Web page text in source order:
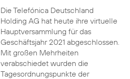
Die Telefónica Deutschland
Holding AG hat heute ihre virtuelle
Hauptversammlung für das
Geschäftsjahr 2021 abgeschlossen.
Mit großen Mehrheiten
verabschiedet wurden die
Tagesordnungspunkte der